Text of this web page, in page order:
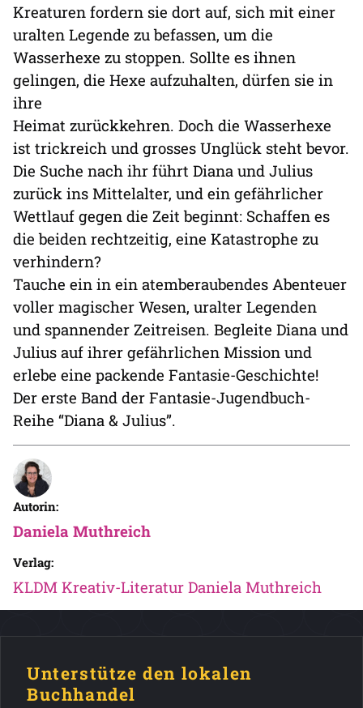
Kreaturen fordern sie dort auf, sich mit einer
uralten Legende zu befassen, um die
Wasserhexe zu stoppen. Sollte es ihnen
gelingen, die Hexe aufzuhalten, dürfen sie in
ihre
Heimat zurückkehren. Doch die Wasserhexe
ist trickreich und grosses Unglück steht bevor.
Die Suche nach ihr führt Diana und Julius
zurück ins Mittelalter, und ein gefährlicher
Wettlauf gegen die Zeit beginnt: Schaffen es
die beiden rechtzeitig, eine Katastrophe zu
verhindern?
Tauche ein in ein atemberaubendes Abenteuer
voller magischer Wesen, uralter Legenden
und spannender Zeitreisen. Begleite Diana und
Julius auf ihrer gefährlichen Mission und
erlebe eine packende Fantasie-Geschichte!
Der erste Band der Fantasie-Jugendbuch-
Reihe “Diana & Julius”.
Autorin:
Daniela Muthreich
Verlag:
KLDM Kreativ-Literatur Daniela Muthreich
Unterstütze den lokalen
Buchhandel